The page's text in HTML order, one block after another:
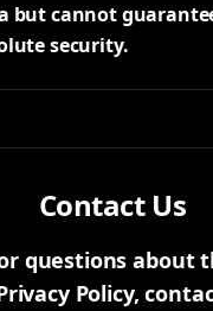
but cannot
security.
Contact Us
questions about
Policy,